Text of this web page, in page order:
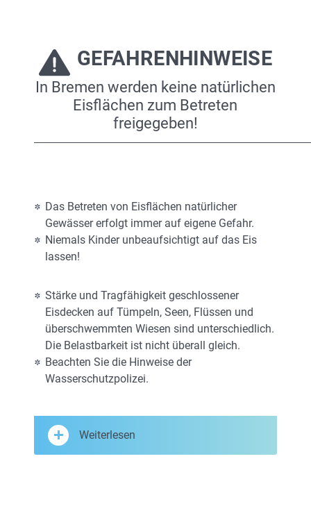
GEFAHRENHINWEISE
In Bremen werden keine natürlichen
Eisflächen zum Betreten
freigegeben!
Das Betreten von Eisflächen natürlicher
Gewässer erfolgt immer auf eigene Gefahr.
Niemals Kinder unbeaufsichtigt auf das Eis
lassen!
Stärke und Tragfähigkeit geschlossener
Eisdecken auf Tümpeln, Seen, Flüssen und
überschwemmten Wiesen sind unterschiedlich.
Die Belastbarkeit ist nicht überall gleich.
Beachten Sie die Hinweise der
Wasserschutzpolizei.
Weiterlesen